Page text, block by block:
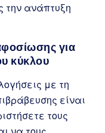
την ανάπτυξη
για
κύκλου
με τη
είναι
τους